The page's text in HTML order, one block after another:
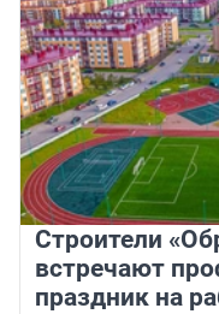
Строители
встречают
праздник на